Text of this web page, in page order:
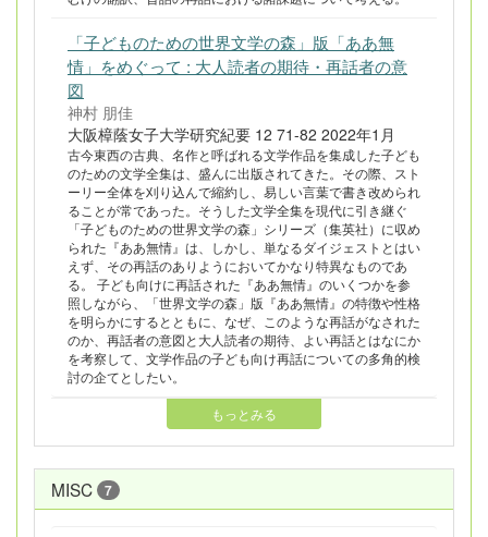
「子どものための世界文学の森」版「ああ無
情」をめぐって : 大人読者の期待・再話者の意
図
神村 朋佳
大阪樟蔭女子大学研究紀要 12 71-82 2022年1月
古今東西の古典、名作と呼ばれる文学作品を集成した子ども
のための文学全集は、盛んに出版されてきた。その際、スト
ーリー全体を刈り込んで縮約し、易しい言葉で書き改められ
ることが常であった。そうした文学全集を現代に引き継ぐ
「子どものための世界文学の森」シリーズ（集英社）に収め
られた『ああ無情』は、しかし、単なるダイジェストとはい
えず、その再話のありようにおいてかなり特異なものであ
る。 子ども向けに再話された『ああ無情』のいくつかを参
照しながら、「世界文学の森」版『ああ無情』の特徴や性格
を明らかにするとともに、なぜ、このような再話がなされた
のか、再話者の意図と大人読者の期待、よい再話とはなにか
を考察して、文学作品の子ども向け再話についての多角的検
討の企てとしたい。
もっとみる
MISC 7